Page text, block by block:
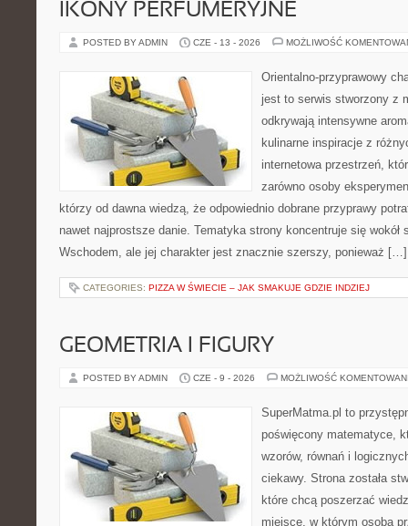
IKONY PERFUMERYJNE
POSTED BY ADMIN CZE - 13 - 2026 MOŻLIWOŚĆ
Orientalno-przyprawowy
jest to serwis stworzony z
odkrywają intensywne
kulinarne inspiracje z
internetowa przestrzeń,
zarówno osoby
którzy od dawna wiedzą, że odpowiednio dobrane przyprawy
nawet najprostsze danie. Tematyka strony koncentruje się wokół
Wschodem, ale jej charakter jest znacznie szerszy, ponieważ […]
CATEGORIES: PIZZA W ŚWIECIE – JAK SMAKUJE GDZIE INDZIEJ
GEOMETRIA I FIGURY
POSTED BY ADMIN CZE - 9 - 2026 MOŻLIWOŚĆ
SuperMatma.pl to
poświęcony matematyce,
wzorów, równań i
ciekawy. Strona została
które chcą poszerzać
miejsce, w którym osoba